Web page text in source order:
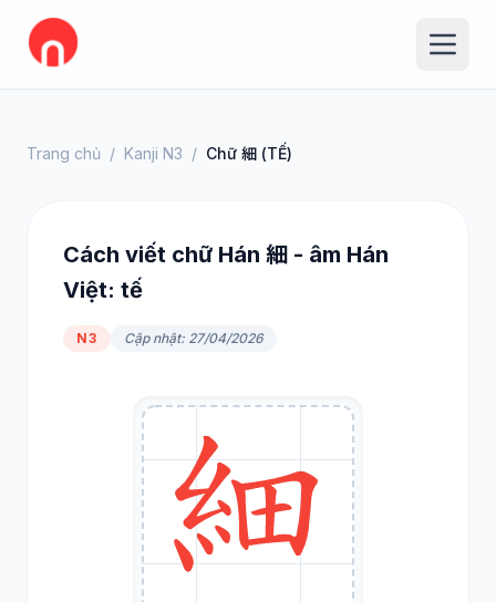
Trang chủ / Kanji N3 / Chữ 細 (TẾ)
Cách viết chữ Hán 細 - âm Hán
Việt: tế
N3 Cập nhật: 27/04/2026